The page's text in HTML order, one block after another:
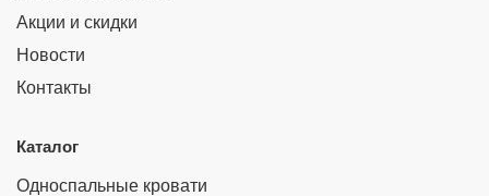
Акции и скидки
Новости
Контакты
Каталог
Односпальные кровати